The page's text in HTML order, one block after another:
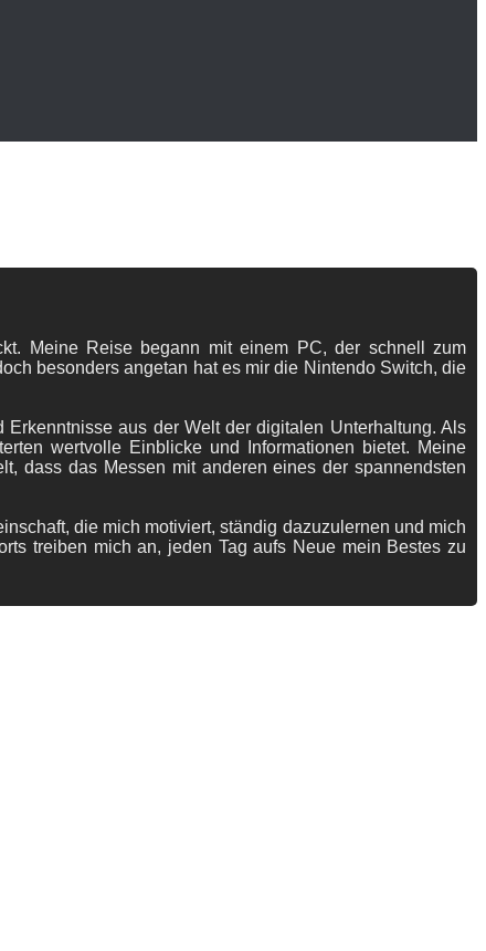
Meine Reise begann mit einem PC, der schnell zum
besonders angetan hat es mir die Nintendo Switch, die
aus der Welt der digitalen Unterhaltung. Als
wertvolle Einblicke und Informationen bietet. Meine
dass das Messen mit anderen eines der spannendsten
die mich motiviert, ständig dazuzulernen und mich
treiben mich an, jeden Tag aufs Neue mein Bestes zu